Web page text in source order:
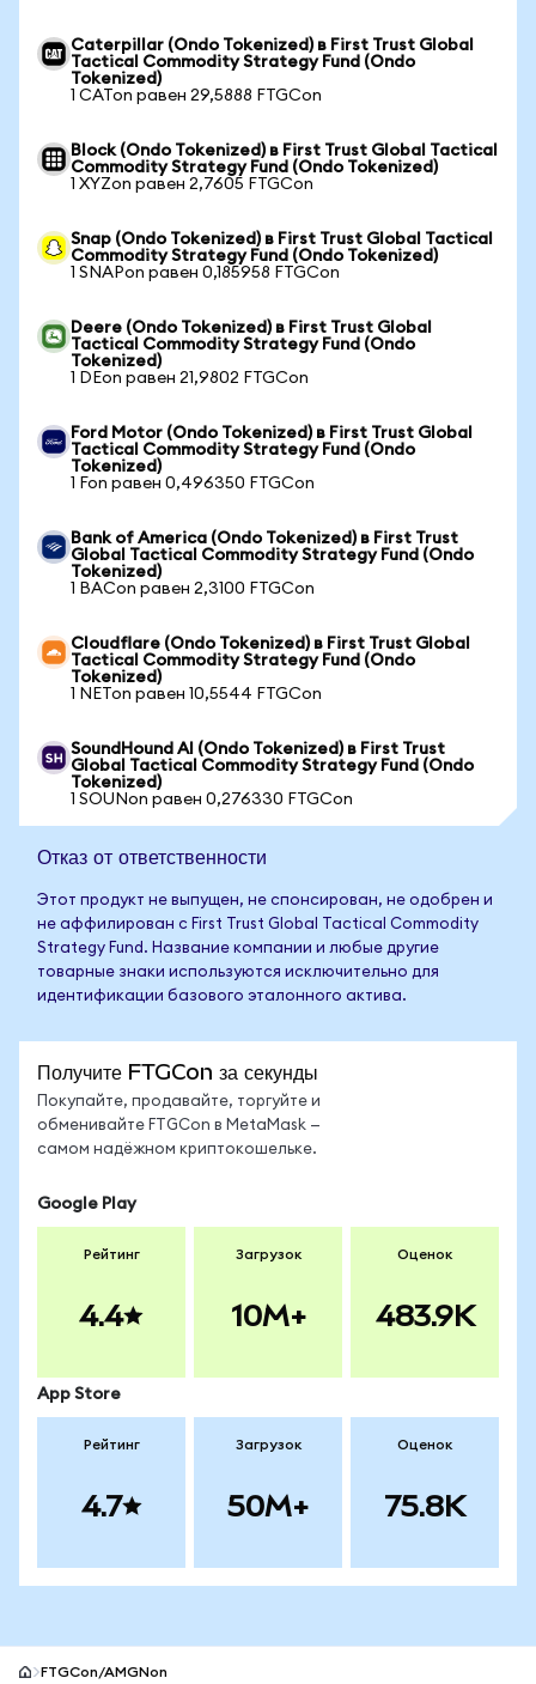
Caterpillar (Ondo Tokenized) в First Trust Global
Tactical Commodity Strategy Fund (Ondo
Tokenized)
1 CATon равен 29,5888 FTGCon
Block (Ondo Tokenized) в First Trust Global Tactical
Commodity Strategy Fund (Ondo Tokenized)
1 XYZon равен 2,7605 FTGCon
Snap (Ondo Tokenized) в First Trust Global Tactical
Commodity Strategy Fund (Ondo Tokenized)
1 SNAPon равен 0,185958 FTGCon
Deere (Ondo Tokenized) в First Trust Global
Tactical Commodity Strategy Fund (Ondo
Tokenized)
1 DEon равен 21,9802 FTGCon
Ford Motor (Ondo Tokenized) в First Trust Global
Tactical Commodity Strategy Fund (Ondo
Tokenized)
1 Fon равен 0,496350 FTGCon
Bank of America (Ondo Tokenized) в First Trust
Global Tactical Commodity Strategy Fund (Ondo
Tokenized)
1 BACon равен 2,3100 FTGCon
Cloudflare (Ondo Tokenized) в First Trust Global
Tactical Commodity Strategy Fund (Ondo
Tokenized)
1 NETon равен 10,5544 FTGCon
SoundHound AI (Ondo Tokenized) в First Trust
Global Tactical Commodity Strategy Fund (Ondo
Tokenized)
1 SOUNon равен 0,276330 FTGCon
Отказ от ответственности
Этот продукт не выпущен, не спонсирован, не одобрен и
не аффилирован с First Trust Global Tactical Commodity
Strategy Fund. Название компании и любые другие
товарные знаки используются исключительно для
идентификации базового эталонного актива.
Получите FTGCon за секунды
Покупайте, продавайте, торгуйте и
обменивайте FTGCon в MetaMask —
самом надёжном криптокошельке.
Google Play
Рейтинг
4.4
Загрузок
10M+
Оценок
483.9K
App Store
Рейтинг
4.7
Загрузок
50M+
Оценок
75.8K
FTGCon/AMGNon